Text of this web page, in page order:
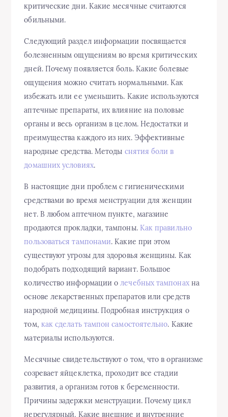
критические дни. Какие месячные считаются
обильными.
Следующий раздел информации посвящается
болезненным ощущениям во время критических
дней. Почему появляется боль. Какие болевые
ощущения можно считать нормальными. Как
избежать или ее уменьшить. Какие используются
аптечные препараты, их влияние на половые
органы и весь организм в целом. Недостатки и
преимущества каждого из них. Эффективные
народные средства. Методы снятия боли в
домашних условиях.
В настоящие дни проблем с гигиеническими
средствами во время менструации для женщин
нет. В любом аптечном пункте, магазине
продаются прокладки, тампоны. Как правильно
пользоваться тампонами. Какие при этом
существуют угрозы для здоровья женщины. Как
подобрать подходящий вариант. Большое
количество информации олечебных тампонахна
основе лекарственных препаратов или средств
народной медицины. Подробная инструкция о
том, как сделать тампон самостоятельно. Какие
материалы используются.
Месячные свидетельствуют о том, что в организме
созревает яйцеклетка, проходит все стадии
развития, а организм готов к беременности.
Причины задержки менструации. Почему цикл
нерегулярный. Какие внешние и внутренние